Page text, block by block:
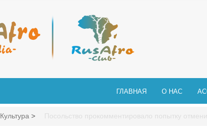
ГЛАВНАЯ О НАС
Культура > Посольство прокомментировало попытку